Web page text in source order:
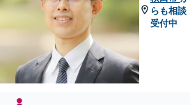
らも相談
受付中